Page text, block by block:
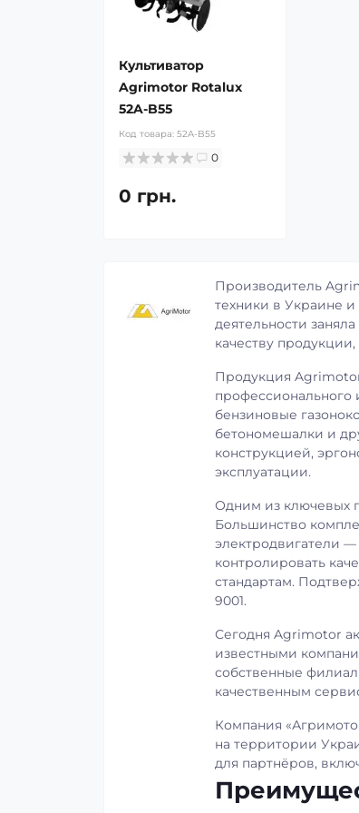
Культиватор
Agrimotor Rotalux
52A-B55
Код товара: 52A-B55
0
0 грн.
Производитель
техники в Украине и
деятельности
качеству
Продукция
профессионального
бензиновые
бетономешалки и
конструкцией,
эксплуатации.
Одним из ключевых
Большинство
электродвигатели —
контролировать
стандартам.
9001.
Сегодня Agrimotor
известными
собственные
качественным
Компания
на территории
для партнёров,